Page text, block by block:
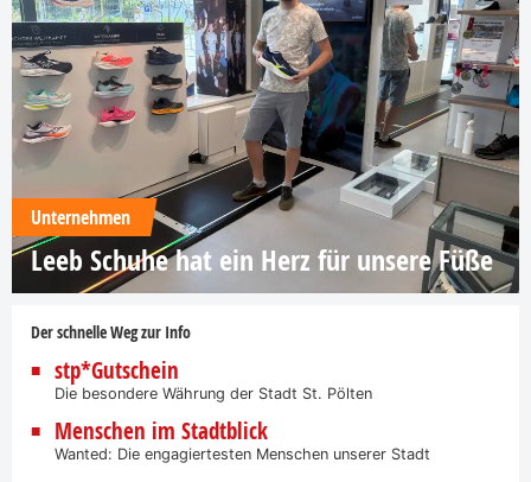
Unternehmen
Leeb Schuhe hat ein Herz für unsere Füße
Der schnelle Weg zur Info
stp*Gutschein
Die besondere Währung der Stadt St. Pölten
Menschen im Stadtblick
Wanted: Die engagiertesten Menschen unserer Stadt